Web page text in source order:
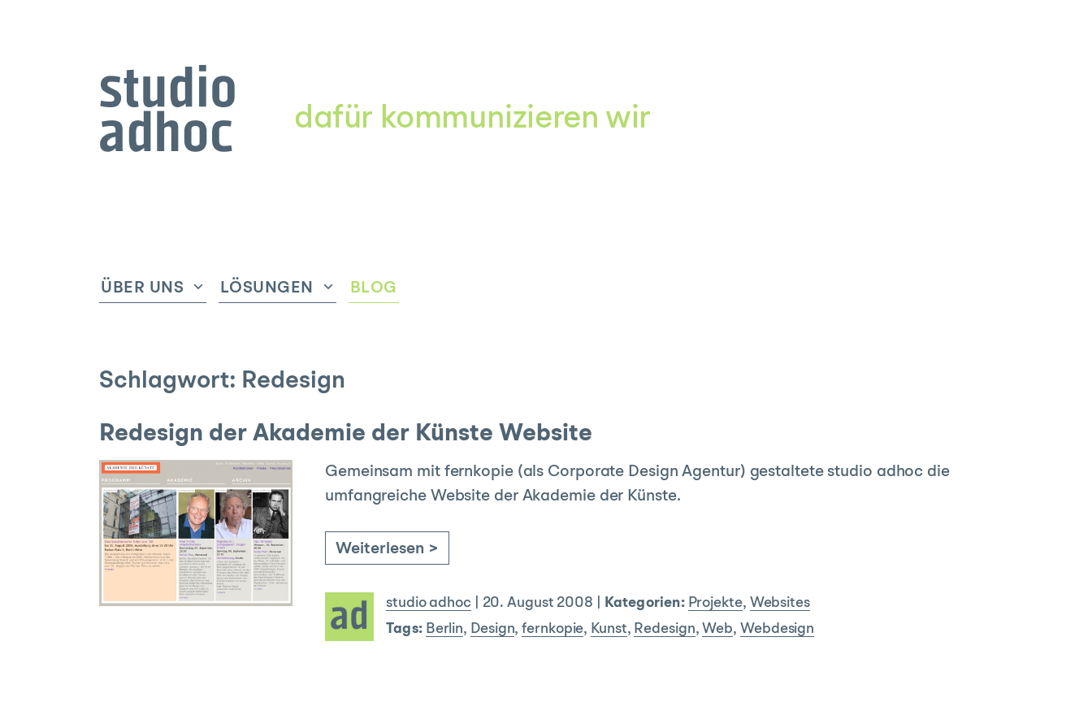
dafür kommunizieren wir
ÜBER UNS
Untermenü
LÖSUNGEN
Untermenü
BLOG
Schlagwort: Redesign
Redesign der Akademie der Künste Website
Gemeinsam mit fernkopie (als Corporate Design Agentur) gestaltete studio adhoc die
umfangreiche Website der Akademie der Künste.
Weiterlesen >
studio adhoc 20. August 2008 Kategorien: Projekte, Websites
Tags: Berlin, Design,fernkopie, Kunst, Redesign, Web, Webdesign